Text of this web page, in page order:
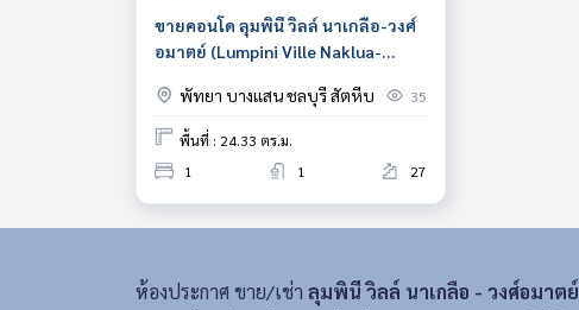
ขายคอนโด ลุมพินี วิลล์ นาเกลือ-วงศ์
อมาตย์ (Lumpini Ville Naklua-
พัทยา บางแสน ชลบุรี สัตหีบ
35
พื้นที่ : 24.33 ตร.ม.
1
1 27
ห้องประกาศ ขาย/เช่า ลุมพินี วิลล์ นาเกลือ - วงศ์อมาตย์